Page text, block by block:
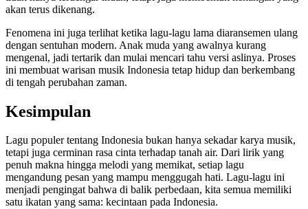
akan terus dikenang.
Fenomena ini juga terlihat ketika lagu-lagu lama diaransemen ulang
dengan sentuhan modern. Anak muda yang awalnya kurang
mengenal, jadi tertarik dan mulai mencari tahu versi aslinya. Proses
ini membuat warisan musik Indonesia tetap hidup dan berkembang
di tengah perubahan zaman.
Kesimpulan
Lagu populer tentang Indonesia bukan hanya sekadar karya musik,
tetapi juga cerminan rasa cinta terhadap tanah air. Dari lirik yang
penuh makna hingga melodi yang memikat, setiap lagu
mengandung pesan yang mampu menggugah hati. Lagu-lagu ini
menjadi pengingat bahwa di balik perbedaan, kita semua memiliki
satu ikatan yang sama: kecintaan pada Indonesia.